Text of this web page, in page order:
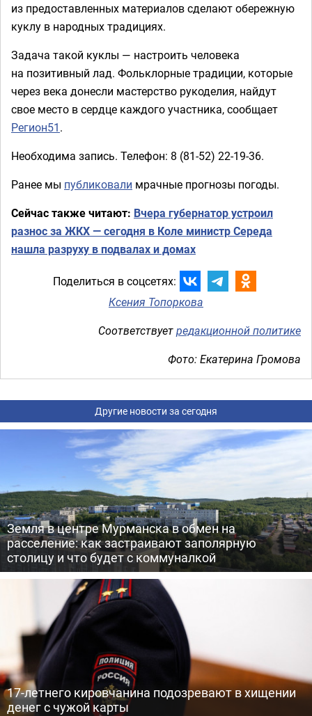
из предоставленных материалов сделают обережную
куклу в народных традициях.
Задача такой куклы — настроить человека
на позитивный лад. Фольклорные традиции, которые
через века донесли мастерство рукоделия, найдут
свое место в сердце каждого участника, сообщает
Регион51.
Необходима запись. Телефон: 8 (81-52) 22-19-36.
Ранее мы публиковали мрачные прогнозы погоды.
Сейчас также читают: Вчера губернатор устроил
разнос за ЖКХ — сегодня в Коле министр Середа
нашла разруху в подвалах и домах
Поделиться в соцсетях:
Ксения Топоркова
Соответствуетредакционной политике
Фото: Екатерина Громова
Другие новости за сегодня
Земля в центре Мурманска в обмен на
расселение: как застраивают заполярную
столицу и что будет с коммуналкой
17-летнего кировчанина подозревают в хищении
денег с чужой карты